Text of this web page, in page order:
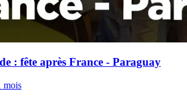
: fête après France - Paraguay
mois